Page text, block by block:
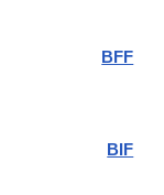
BFF
BIF